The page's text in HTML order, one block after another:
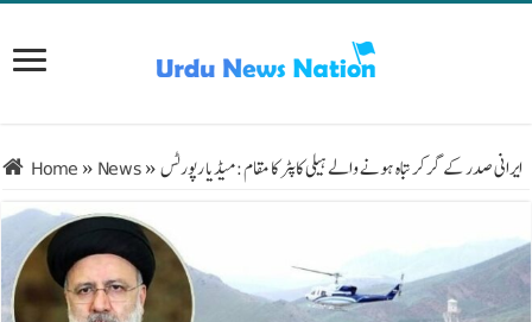
Home » News»ایرانی صدر کے گر کر تباہ ہونے والے ہیلی کاپٹر کا مقام: میڈیا رپورٹس